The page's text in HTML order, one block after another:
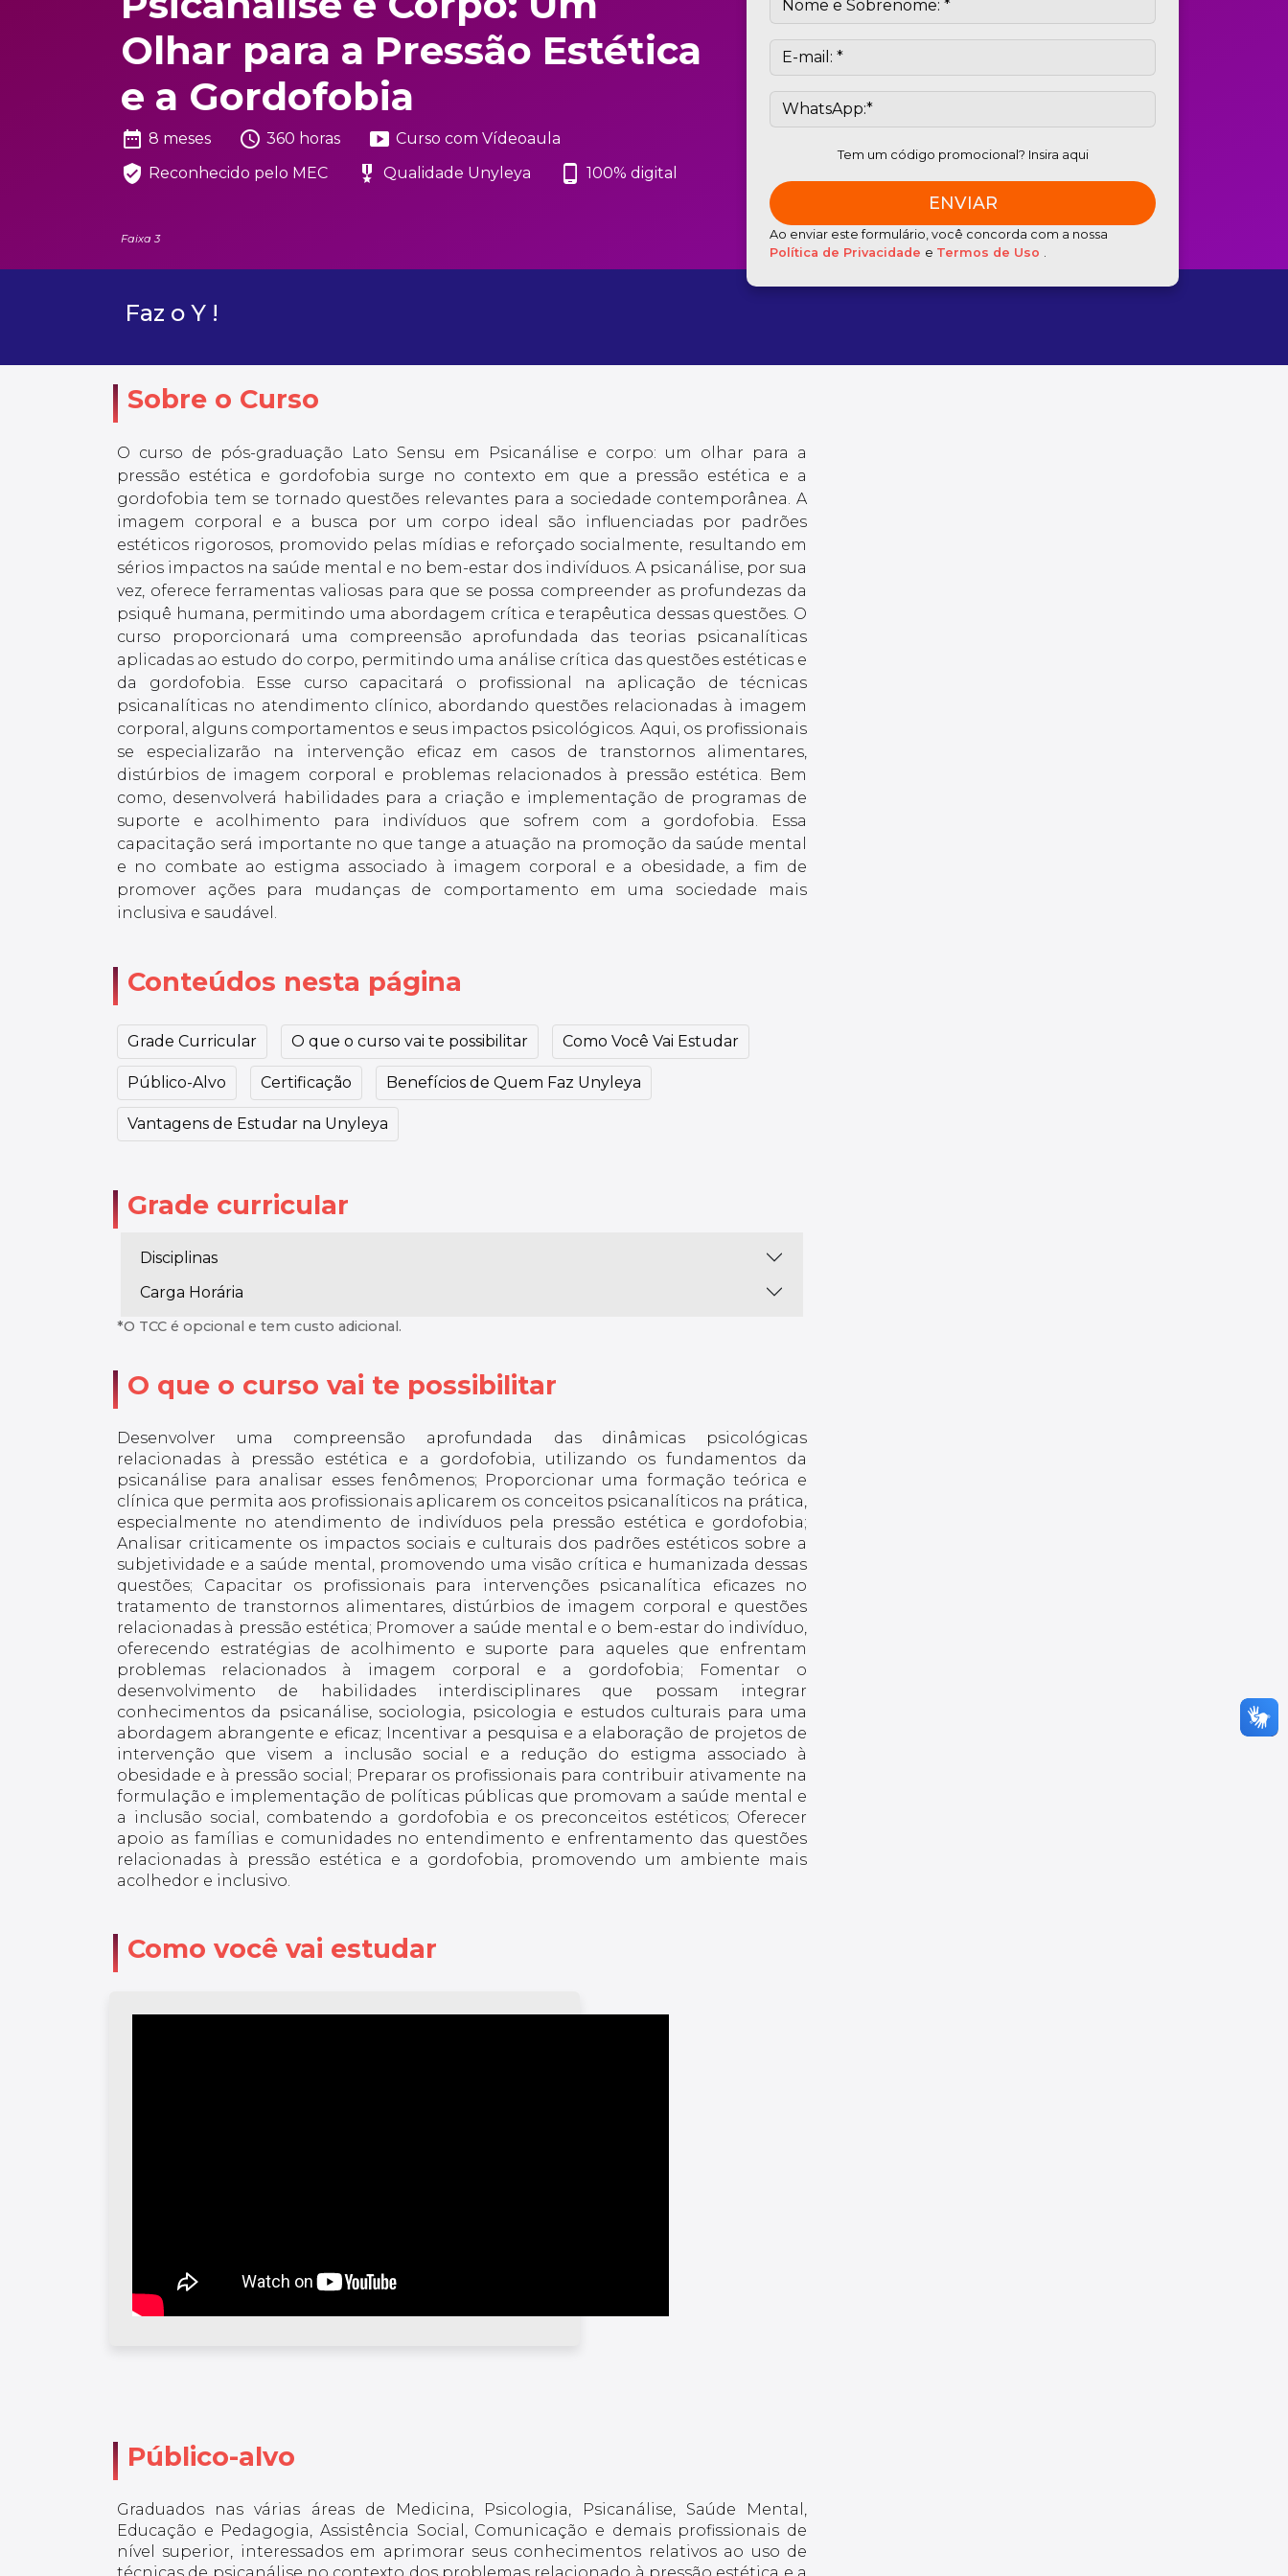
Olhar para a Pressão Estética
e a Gordofobia
date_range 8 meses schedule 360 horas smart_display Curso com Vídeoaula
verified_user Reconhecido pelo MEC military_tech Qualidade Unyleya phone_android 100% digital
Faixa 3
Tem um código promocional? Insira aqui
Ao enviar este formulário, você concorda com a nossa
Política de Privacidade e Termos de Uso
Faz o Y !
Sobre o Curso
O curso de pós-graduação Lato Sensu em Psicanálise e corpo: um olhar para a
pressão estética e gordofobia surge no contexto em que a pressão estética e a
gordofobia tem se tornado questões relevantes para a sociedade contemporânea. A
imagem corporal e a busca por um corpo ideal são influenciadas por padrões
estéticos rigorosos, promovido pelas mídias e reforçado socialmente, resultando em
sérios impactos na saúde mental e no bem-estar dos indivíduos. A psicanálise, por sua
vez, oferece ferramentas valiosas para que se possa compreender as profundezas da
psiquê humana, permitindo uma abordagem crítica e terapêutica dessas questões. O
curso proporcionará uma compreensão aprofundada das teorias psicanalíticas
aplicadas ao estudo do corpo, permitindo uma análise crítica das questões estéticas e
da gordofobia. Esse curso capacitará o profissional na aplicação de técnicas
psicanalíticas no atendimento clínico, abordando questões relacionadas à imagem
corporal, alguns comportamentos e seus impactos psicológicos. Aqui, os profissionais
se especializarão na intervenção eficaz em casos de transtornos alimentares,
distúrbios de imagem corporal e problemas relacionados à pressão estética. Bem
como, desenvolverá habilidades para a criação e implementação de programas de
suporte e acolhimento para indivíduos que sofrem com a gordofobia. Essa
capacitação será importante no que tange a atuação na promoção da saúde mental
e no combate ao estigma associado à imagem corporal e a obesidade, a fim de
promover ações para mudanças de comportamento em uma sociedade mais
inclusiva e saudável.
Conteúdos nesta página
Grade Curricular O que o curso vai te possibilitar Como Você Vai Estudar
Público-Alvo Certificação Benefícios de Quem Faz Unyleya
Vantagens de Estudar na Unyleya
Grade curricular
Disciplinas
Carga Horária
*O TCC é opcional e tem custo adicional.
O que o curso vai te possibilitar
Desenvolver uma compreensão aprofundada das dinâmicas psicológicas
relacionadas à pressão estética e a gordofobia, utilizando os fundamentos da
psicanálise para analisar esses fenômenos; Proporcionar uma formação teórica e
clínica que permita aos profissionais aplicarem os conceitos psicanalíticos na prática,
especialmente no atendimento de indivíduos pela pressão estética e gordofobia;
Analisar criticamente os impactos sociais e culturais dos padrões estéticos sobre a
subjetividade e a saúde mental, promovendo uma visão crítica e humanizada dessas
questões; Capacitar os profissionais para intervenções psicanalítica eficazes no
tratamento de transtornos alimentares, distúrbios de imagem corporal e questões
relacionadas à pressão estética; Promover a saúde mental e o bem-estar do indivíduo,
oferecendo estratégias de acolhimento e suporte para aqueles que enfrentam
problemas relacionados à imagem corporal e a gordofobia; Fomentar o
desenvolvimento de habilidades interdisciplinares que possam integrar
conhecimentos da psicanálise, sociologia, psicologia e estudos culturais para uma
abordagem abrangente e eficaz; Incentivar a pesquisa e a elaboração de projetos de
intervenção que visem a inclusão social e a redução do estigma associado à
obesidade e à pressão social; Preparar os profissionais para contribuir ativamente na
formulação e implementação de políticas públicas que promovam a saúde mental e
a inclusão social, combatendo a gordofobia e os preconceitos estéticos; Oferecer
apoio as famílias e comunidades no entendimento e enfrentamento das questões
relacionadas à pressão estética e a gordofobia, promovendo um ambiente mais
acolhedor e inclusivo.
Como você vai estudar
Público-alvo
Graduados nas várias áreas de Medicina, Psicologia, Psicanálise, Saúde Mental,
Educação e Pedagogia, Assistência Social, Comunicação e demais profissionais de
nível superior, interessados em aprimorar seus conhecimentos relativos ao uso de